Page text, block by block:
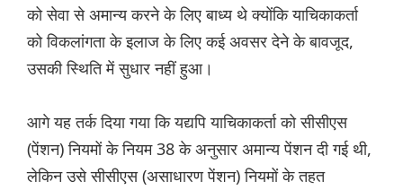
को सेवा से अमान्य करने के लिए बाध्य थे क्योंकि याचिकाकर्ता
को विकलांगता के इलाज के लिए कई अवसर देने के बावजूद,
उसकी स्थिति में सुधार नहीं हुआ।
आगे यह तर्क दिया गया कि यद्यपि याचिकाकर्ता को सीसीएस
(पेंशन) नियमों के नियम 38 के अनुसार अमान्य पेंशन दी गई थी,
लेकिन उसे सीसीएस (असाधारण पेंशन) नियमों के तहत